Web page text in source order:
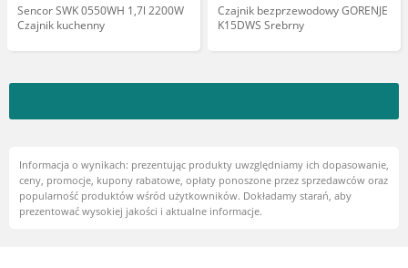
Sencor SWK 0550WH 1,7l 2200W
Czajnik kuchenny
Czajnik bezprzewodowy GORENJE
K15DWS Srebrny
Informacja o wynikach: prezentując produkty uwzględniamy ich dopasowanie,
ceny, promocje, kupony rabatowe, opłaty ponoszone przez sprzedawców oraz
popularność produktów wśród użytkowników. Dokładamy starań, aby
prezentować wysokiej jakości i aktualne informacje.